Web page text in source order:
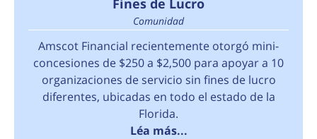
Fines de Lucro
Comunidad
Amscot Financial recientemente otorgó mini-
concesiones de $250 a $2,500 para apoyar a 10
organizaciones de servicio sin fines de lucro
diferentes, ubicadas en todo el estado de la
Florida.
Léa más...